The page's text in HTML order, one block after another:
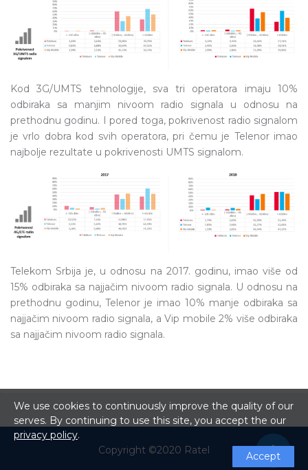
Kod 3G/UMTS tehnologije, sva tri operatora imaju 10%
odbiraka sa manjim nivoom radio signala u odnosu na
prethodnu godinu. I pored toga, pokrivenost radio signalom
je vrlo dobra kod svih operatora, pri čemu je Telenor imao
najbolje rezultate u pokrivenosti UMTS signalom.
Telekom Srbija je, u odnosu na 2017. godinu, imao više od
15% odbiraka sa najjačim nivoom radio signala. U odnosu na
prethodnu godinu, Telenor je imao 10% manje odbiraka sa
najjačim nivoom radio signala, a Vip mobile 2% više odbiraka
sa najjačim nivoom radio signala.
Copyright ©2020 Ratel
We use cookies to continuously improve the quality of our
serves. By continuing to use this site, you accept the our
privacy policy.
Accept